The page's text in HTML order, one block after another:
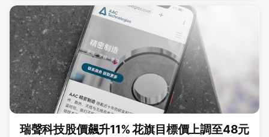
瑞聲科技股價飆升11% 花旗目標價上調至48元